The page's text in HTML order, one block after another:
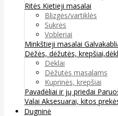
Ritės Kietieji masalai
Blizgės/vartiklės
Sukrės
Vobleriai
Minkštieji masalai
Dėžės, dėžutės,
Dėklai
Dėžutės masalams
Kuprinės, krepšiai
Pavadėliai ir jų priedai
Valai Aksesuarai, kitos
Dugninė